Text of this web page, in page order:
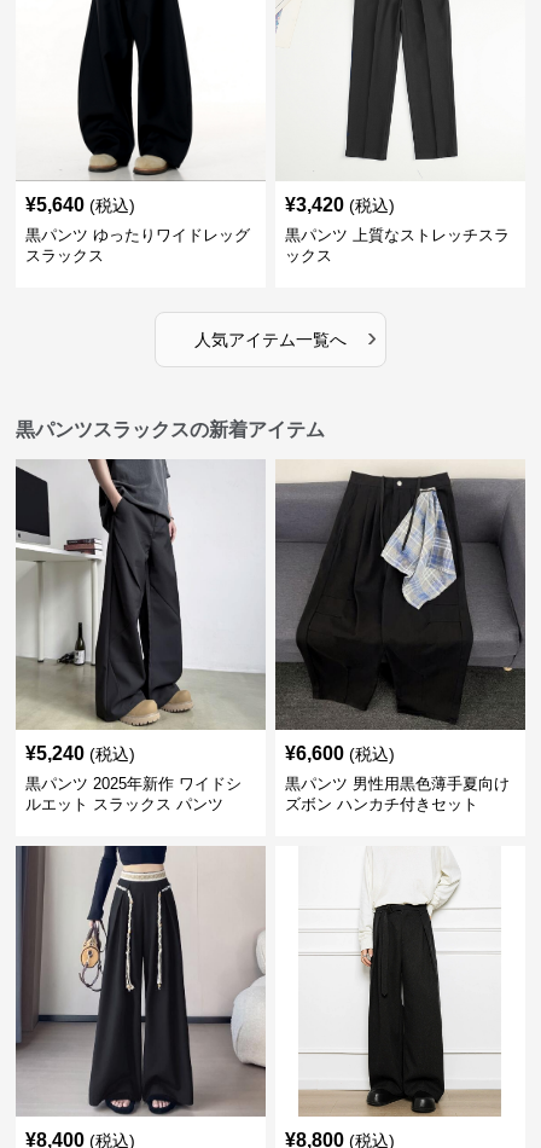
¥5,640 (税込)
黒パンツ ゆったりワイドレッグ
スラックス
¥3,420 (税込)
黒パンツ 上質なストレッチスラ
ックス
人気アイテム一覧へ ›
黒パンツスラックスの新着アイテム
¥5,240 (税込)
黒パンツ 2025年新作 ワイドシ
ルエット スラックス パンツ
¥6,600 (税込)
黒パンツ 男性用黒色薄手夏向け
ズボン ハンカチ付きセット
¥8,400 (税込) ¥8,800 (税込)